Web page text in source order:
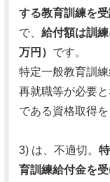
する教育訓練を
で、 給付額は訓
万円） です。
特定一般教育訓
再就職等が必要
である資格取得
3) は、不適切。
育訓練給付金を